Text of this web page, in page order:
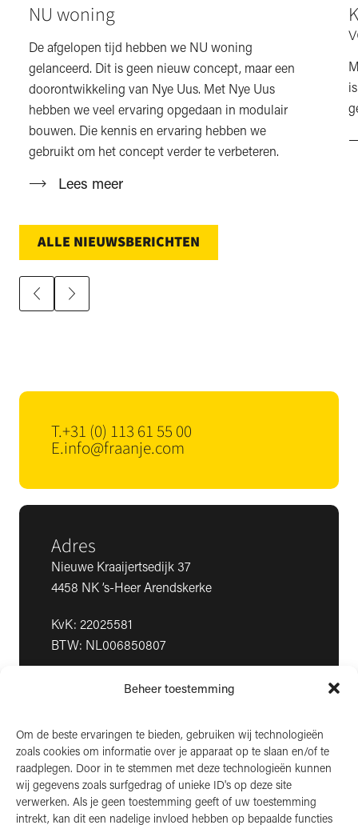
Beheer toestemming
Om de beste ervaringen te bieden, gebruiken wij technologieën
zoals cookies om informatie over je apparaat op te slaan en/of te
raadplegen. Door in te stemmen met deze technologieën kunnen
wij gegevens zoals surfgedrag of unieke ID's op deze site
verwerken. Als je geen toestemming geeft of uw toestemming
intrekt, kan dit een nadelige invloed hebben op bepaalde functies
NU woning
De afgelopen tijd hebben we NU woning
gelanceerd. Dit is geen nieuw concept, maar een
doorontwikkeling van Nye Uus. Met Nye Uus
hebben we veel ervaring opgedaan in modulair
bouwen. Die kennis en ervaring hebben we
gebruikt om het concept verder te verbeteren.
Lees meer
ALLE NIEUWSBERICHTEN
T.+31 (0) 113 61 55 00
E.info@fraanje.com
Adres
Nieuwe Kraaijertsedijk 37
4458 NK ’s-Heer Arendskerke
KvK: 22025581
BTW: NL006850807